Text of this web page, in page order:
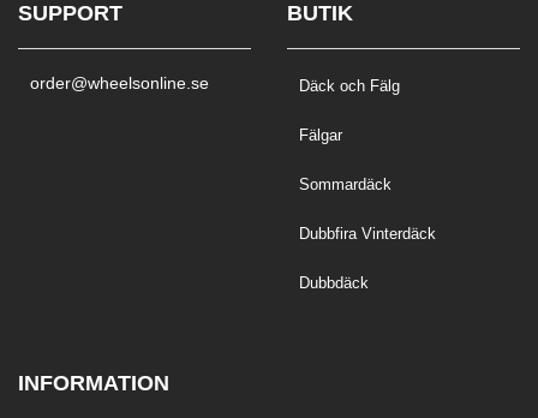
SUPPORT
order@wheelsonline.se
BUTIK
Däck och Fälg
Fälgar
Sommardäck
Dubbfira Vinterdäck
Dubbdäck
INFORMATION